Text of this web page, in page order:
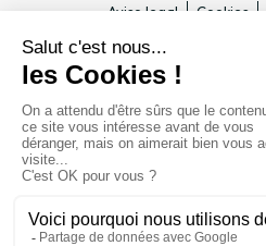
Aviso legal
Cookies
INFORMACIÓN PRÁCTICA
Horario
Acceso
Precios y abonos
Contacto
EL ESTABLECIMIENTO
PÚBLICO